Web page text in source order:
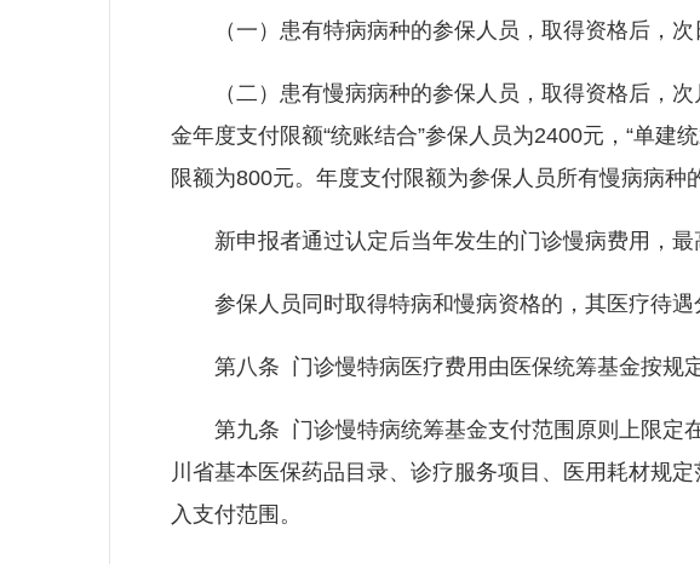
（一）患有特病病种的参保人员，取得资格后，次
（二）患有慢病病种的参保人员，取得资格后，次
金年度支付限额“统账结合”参保人员为2400元，“单建
限额为800元。年度支付限额为参保人员所有慢病病种
新申报者通过认定后当年发生的门诊慢病费用，最
参保人员同时取得特病和慢病资格的，其医疗待遇
第八条 门诊慢特病医疗费用由医保统筹基金按规定
第九条 门诊慢特病统筹基金支付范围原则上限定在
川省基本医保药品目录、诊疗服务项目、医用耗材规
入支付范围。